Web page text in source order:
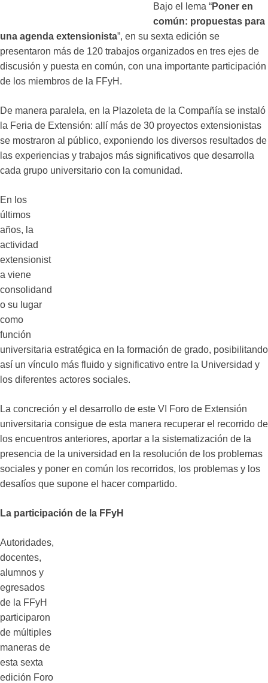
Bajo el lema “Poner en
común: propuestas para
una agenda extensionista”, en su sexta edición se
presentaron más de 120 trabajos organizados en tres ejes de
discusión y puesta en común, con una importante participación
de los miembros de la FFyH.
De manera paralela, en la Plazoleta de la Compañía se instaló
la Feria de Extensión: allí más de 30 proyectos extensionistas
se mostraron al público, exponiendo los diversos resultados de
las experiencias y trabajos más significativos que desarrolla
cada grupo universitario con la comunidad.
En los
últimos
años, la
actividad
extensionist
a viene
consolidand
o su lugar
como
función
universitaria estratégica en la formación de grado, posibilitando
así un vínculo más fluido y significativo entre la Universidad y
los diferentes actores sociales.
La concreción y el desarrollo de este VI Foro de Extensión
universitaria consigue de esta manera recuperar el recorrido de
los encuentros anteriores, aportar a la sistematización de la
presencia de la universidad en la resolución de los problemas
sociales y poner en común los recorridos, los problemas y los
desafíos que supone el hacer compartido.
La participación de la FFyH
Autoridades,
docentes,
alumnos y
egresados
de la FFyH
participaron
de múltiples
maneras de
esta sexta
edición Foro